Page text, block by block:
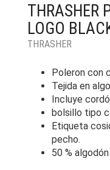
THRASHER
LOGO
THRASHER
Poleron con
Tejida en
Incluye
bolsillo tipo
Etiqueta
pecho.
50 %